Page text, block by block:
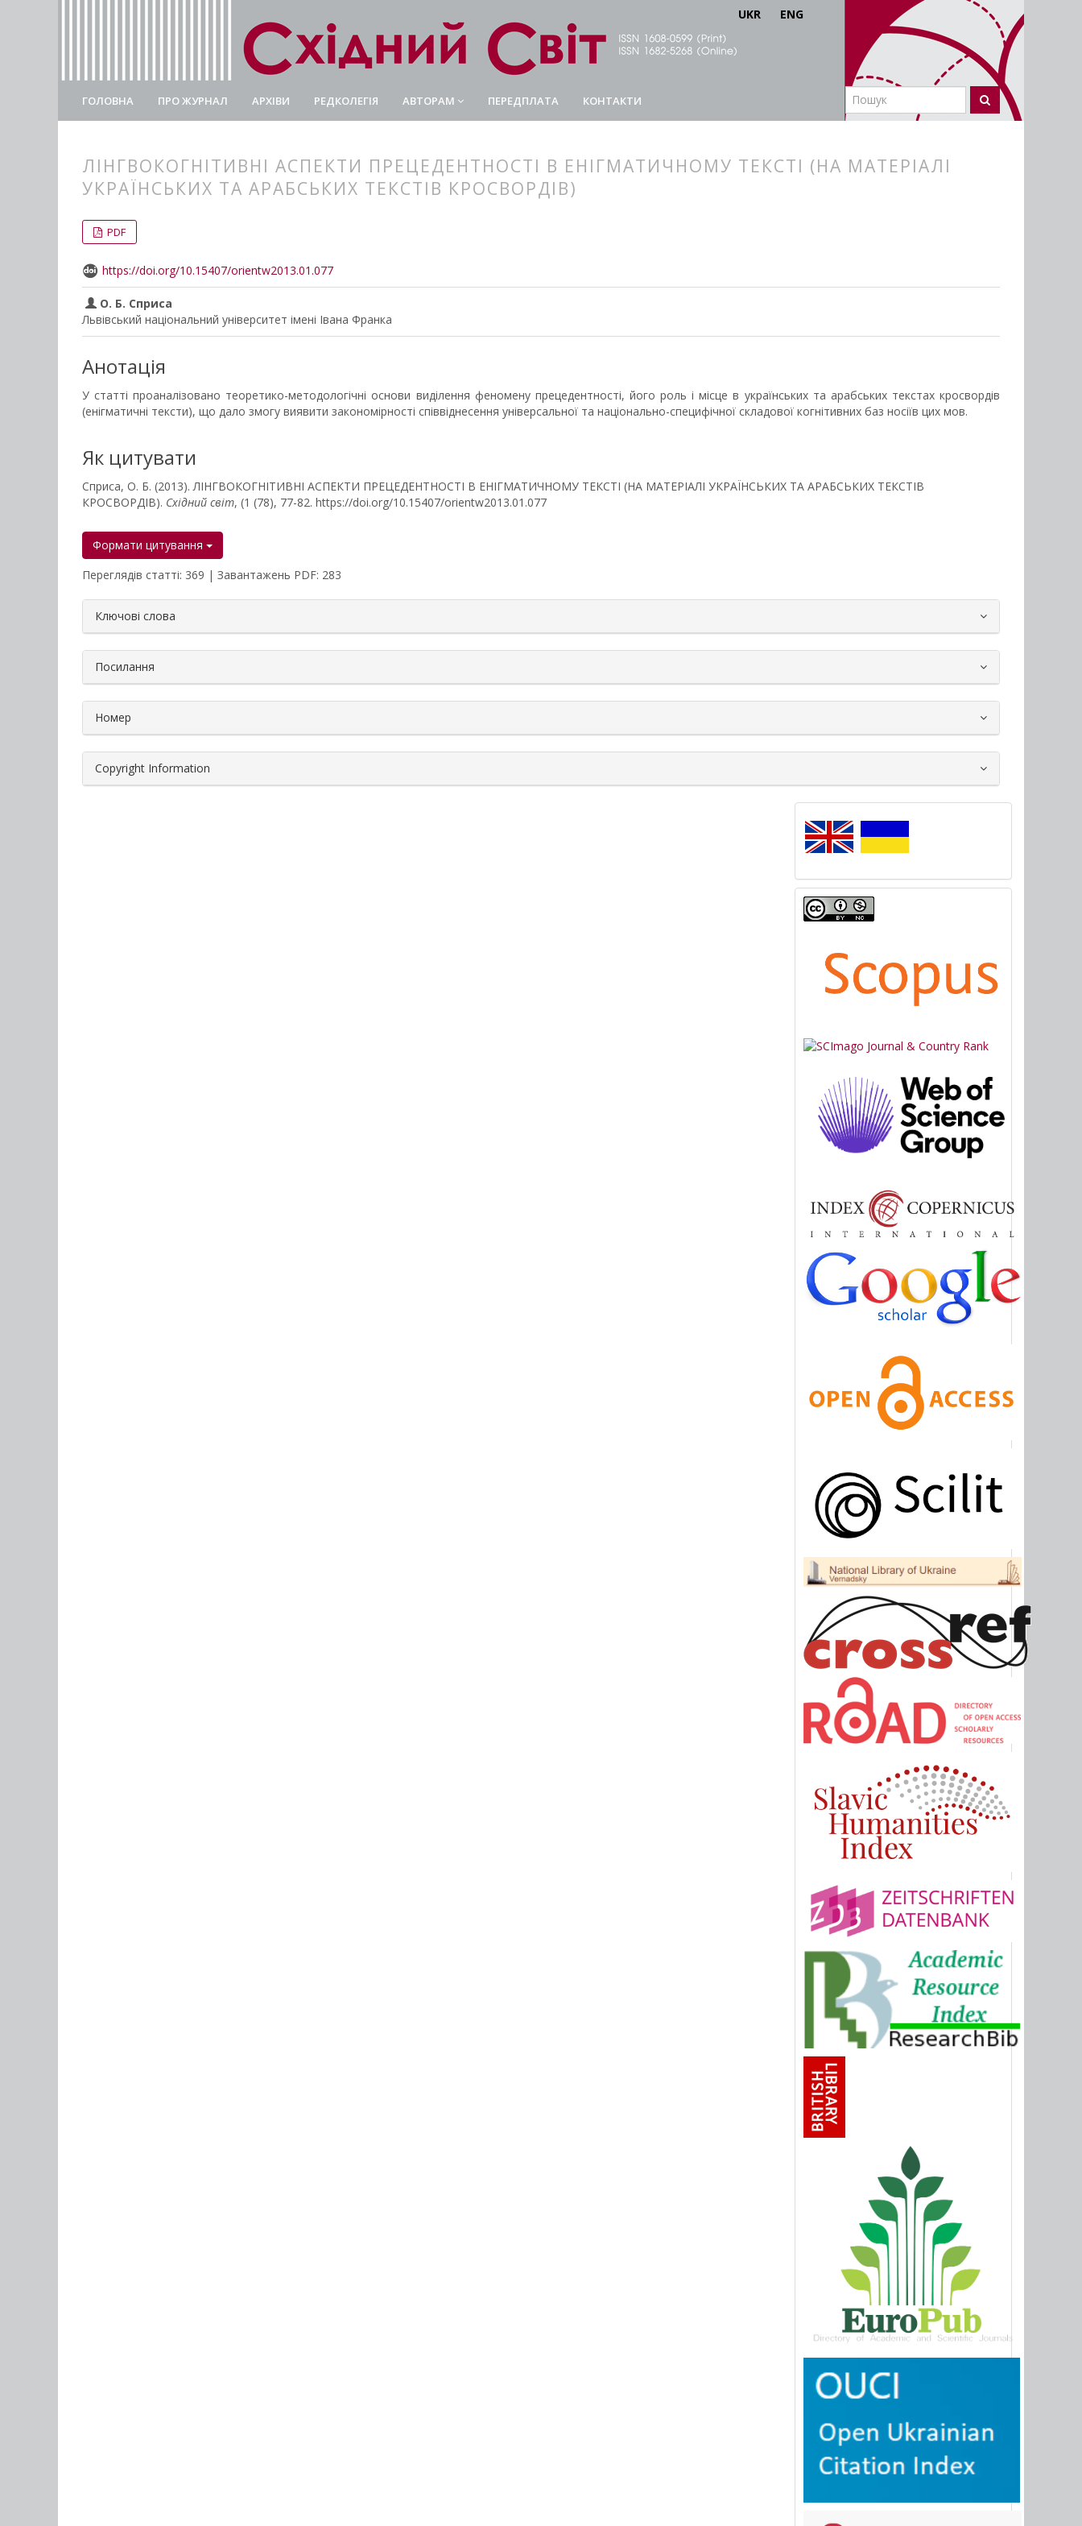
UKR ENG
ГОЛОВНА ПРО ЖУРНАЛ АРХІВИ РЕДКОЛЕГІЯ АВТОРАМ ПЕРЕДПЛАТА КОНТАКТИ
ЛІНГВОКОГНІТИВНІ АСПЕКТИ ПРЕЦЕДЕНТНОСТІ В ЕНІГМАТИЧНОМУ ТЕКСТІ (НА МАТЕРІАЛІ
УКРАЇНСЬКИХ ТА АРАБСЬКИХ ТЕКСТІВ КРОСВОРДІВ)
##plugins.themes.bootstrap3.article.main##
##plugins.themes.bootstrap3.article.sidebar##
PDF
https://doi.org/10.15407/orientw2013.01.077
О. Б. Сприса
Львівський національний університет імені Івана Франка
Анотація
У статті проаналізовано теоретико-методологічні основи виділення феномену прецедентності, його роль і місце в українських та арабських текстах кросвордів
(енігматичні тексти), що дало змогу виявити закономірності співвіднесення універсальної та національно-специфічної складової когнітивних баз носіїв цих мов.
Як цитувати
Сприса, О. Б. (2013). ЛІНГВОКОГНІТИВНІ АСПЕКТИ ПРЕЦЕДЕНТНОСТІ В ЕНІГМАТИЧНОМУ ТЕКСТІ (НА МАТЕРІАЛІ УКРАЇНСЬКИХ ТА АРАБСЬКИХ ТЕКСТІВ
КРОСВОРДІВ). Східний світ, (1 (78), 77-82. https://doi.org/10.15407/orientw2013.01.077
Формати цитування
Переглядів статті: 369 | Завантажень PDF: 283
##plugins.themes.bootstrap3.article.details##
Ключові слова
Посилання
Номер
Copyright Information